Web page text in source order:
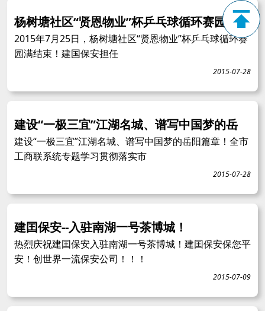
杨树塘社区“贤恩物业”杯乒乓球循环赛园满
2015年7月25日，杨树塘社区“贤恩物业”杯乒乓球循环赛
园满结束！建国保安担任
2015-07-28
建设“一极三宜”江湖名城、谱写中国梦的岳
建设“一极三宜”江湖名城、谱写中国梦的岳阳篇章！全市
工商联系统专题学习贯彻落实市
2015-07-28
建囯保安--入驻南湖一号茶博城！
热烈庆祝建囯保安入驻南湖一号茶博城！建囯保安保您平
安！创世界一流保安公司！！！
2015-07-09